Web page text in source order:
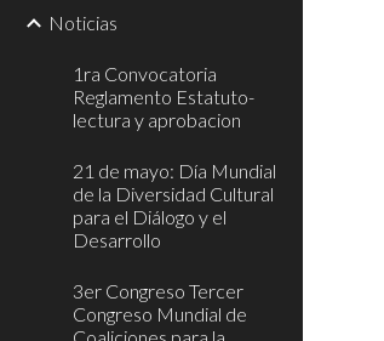
Noticias
1ra Convocatoria
Reglamento Estatuto-
lectura y aprobacion
21 de mayo: Día Mundial
de la Diversidad Cultural
para el Diálogo y el
Desarrollo
3er Congreso Tercer
Congreso Mundial de